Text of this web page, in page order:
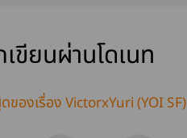
ขียนผ่านโดเนท
ของเรื่อง VictorxYuri (YOI SF)